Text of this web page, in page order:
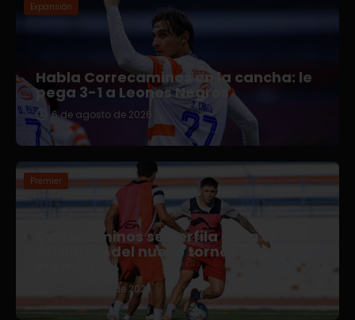
Expansión
Habla Correcaminos en la cancha: le
pega 3-1 a Leones Negros
6 de agosto de 2026
Premier
Correcaminos se perfila para el
arranque del nuevo torneo en Liga
5 de agosto de 2026